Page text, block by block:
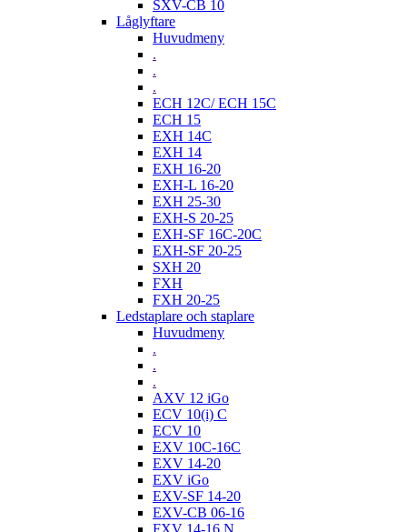
SXV-CB 10
Låglyftare
Huvudmeny
.
.
.
ECH 12C/ ECH 15C
ECH 15
EXH 14C
EXH 14
EXH 16-20
EXH-L 16-20
EXH 25-30
EXH-S 20-25
EXH-SF 16C-20C
EXH-SF 20-25
SXH 20
FXH
FXH 20-25
Ledstaplare och staplare
Huvudmeny
.
.
.
AXV 12 iGo
ECV 10(i) C
ECV 10
EXV 10C-16C
EXV 14-20
EXV iGo
EXV-SF 14-20
EXV-CB 06-16
FXV 14-16 N